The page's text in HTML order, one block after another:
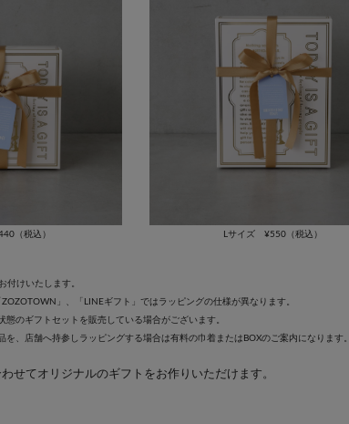
（税込） Lサイズ ¥550（税込）
付けいたします。
」、「LINEギフト」ではラッピングの仕様が異なります。
のギフトセットを販売している場合がございます。
、店舗へ持参しラッピングする場合は有料の巾着またはBOXのご案内になります。
せてオリジナルのギフトをお作りいただけます。